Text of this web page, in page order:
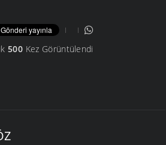
500Kez Görüntülendi